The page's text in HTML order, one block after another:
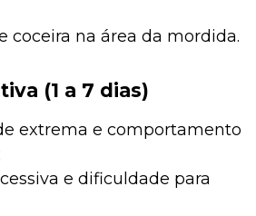
coceira na área da mordida.
(1 a 7 dias)
extrema e comportamento
e dificuldade para